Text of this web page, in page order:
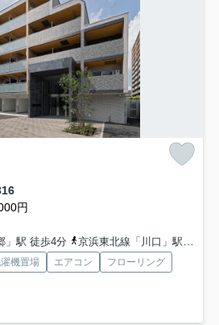
円
」駅 徒歩4分
京浜東北線「川口」駅 徒歩20分
機置場 エアコン
フローリング